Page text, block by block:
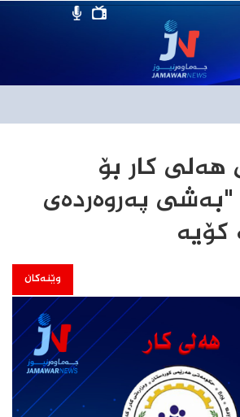
هه‌لى کار بۆ
"به‌شى په‌روه‌رده‌ى
کۆیه‌
وێنەکان